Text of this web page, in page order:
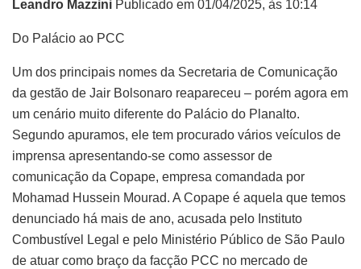
Leandro Mazzini Publicado em 01/04/2025, às 10:14
Do Palácio ao PCC
Um dos principais nomes da Secretaria de Comunicação
da gestão de Jair Bolsonaro reapareceu – porém agora em
um cenário muito diferente do Palácio do Planalto.
Segundo apuramos, ele tem procurado vários veículos de
imprensa apresentando-se como assessor de
comunicação da Copape, empresa comandada por
Mohamad Hussein Mourad. A Copape é aquela que temos
denunciado há mais de ano, acusada pelo Instituto
Combustível Legal e pelo Ministério Público de São Paulo
de atuar como braço da facção PCC no mercado de